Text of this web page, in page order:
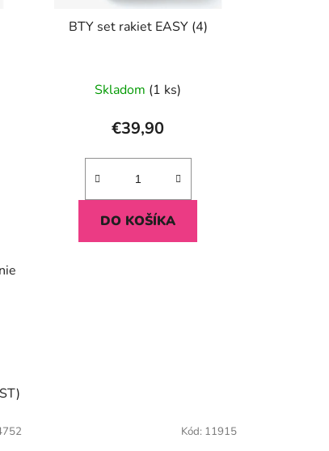
BTY set rakiet EASY (4)
Skladom (1 ks)
€39,90
DO KOŠÍKA
Kód: 11915